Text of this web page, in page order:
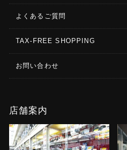
よくあるご質問
TAX-FREE SHOPPING
お問い合わせ
店舗案内